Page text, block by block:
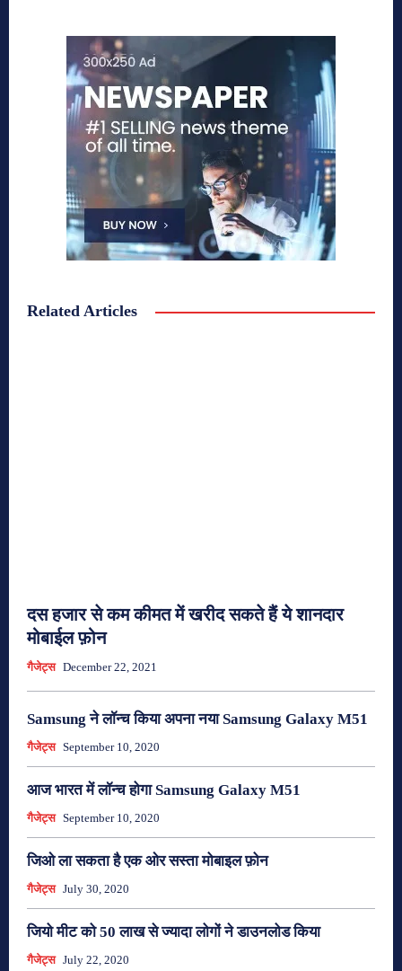
Related Articles
दस हजार से कम कीमत में खरीद सकते हैं ये शानदार
मोबाईल फ़ोन
गैजेट्स December 22, 2021
Samsung ने लॉन्च किया अपना नया Samsung Galaxy M51
गैजेट्स September 10, 2020
आज भारत में लॉन्च होगा Samsung Galaxy M51
गैजेट्स September 10, 2020
जिओ ला सकता है एक ओर सस्ता मोबाइल फ़ोन
गैजेट्स July 30, 2020
जियो मीट को 50 लाख से ज्यादा लोगों ने डाउनलोड किया
गैजेट्स July 22, 2020